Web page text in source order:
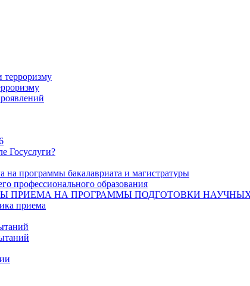
терроризму
Госуслуги?
программы бакалавриата и магистратуры
профессионального образования
ПРИЕМА НА ПРОГРАММЫ ПОДГОТОВКИ
приема